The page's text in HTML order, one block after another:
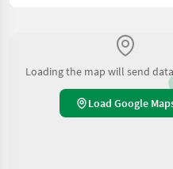
Loading the map will send
Load Google